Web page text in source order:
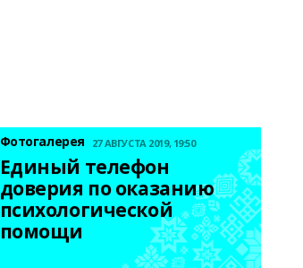
Фотогалерея 27 АВГУСТА 2019, 19:50
Единый телефон
доверия по оказанию
психологической
помощи